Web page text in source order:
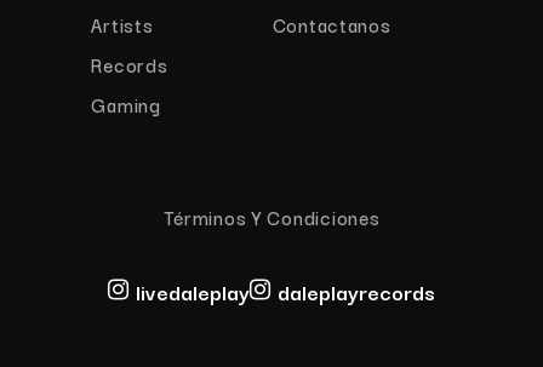
Artists
Records
Gaming
Contactanos
Términos Y Condiciones
livedaleplay daleplayrecords